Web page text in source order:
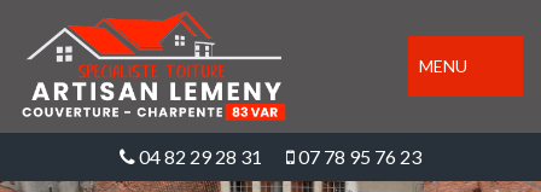
MENU
04 82 29 28 31 07 78 95 76 23